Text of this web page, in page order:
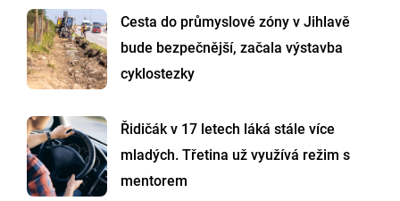
Cesta do průmyslové zóny v Jihlavě
bude bezpečnější, začala výstavba
cyklostezky
Řidičák v 17 letech láká stále více
mladých. Třetina už využívá režim s
mentorem